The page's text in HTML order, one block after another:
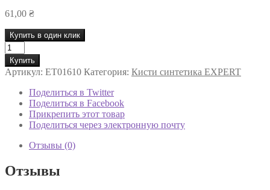
61,00 ₴
Купить в один клик
Количество
товара
Кисть
синтетика
"Скошенная
шотландка"
Series
Expert
№10
Купить
Артикул: ET01610 Категория: Кисти синтетика EXPERT
Поделиться в Twitter
Поделиться в Facebook
Прикрепить этот товар
Поделиться через электронную почту
Отзывы (0)
Отзывы